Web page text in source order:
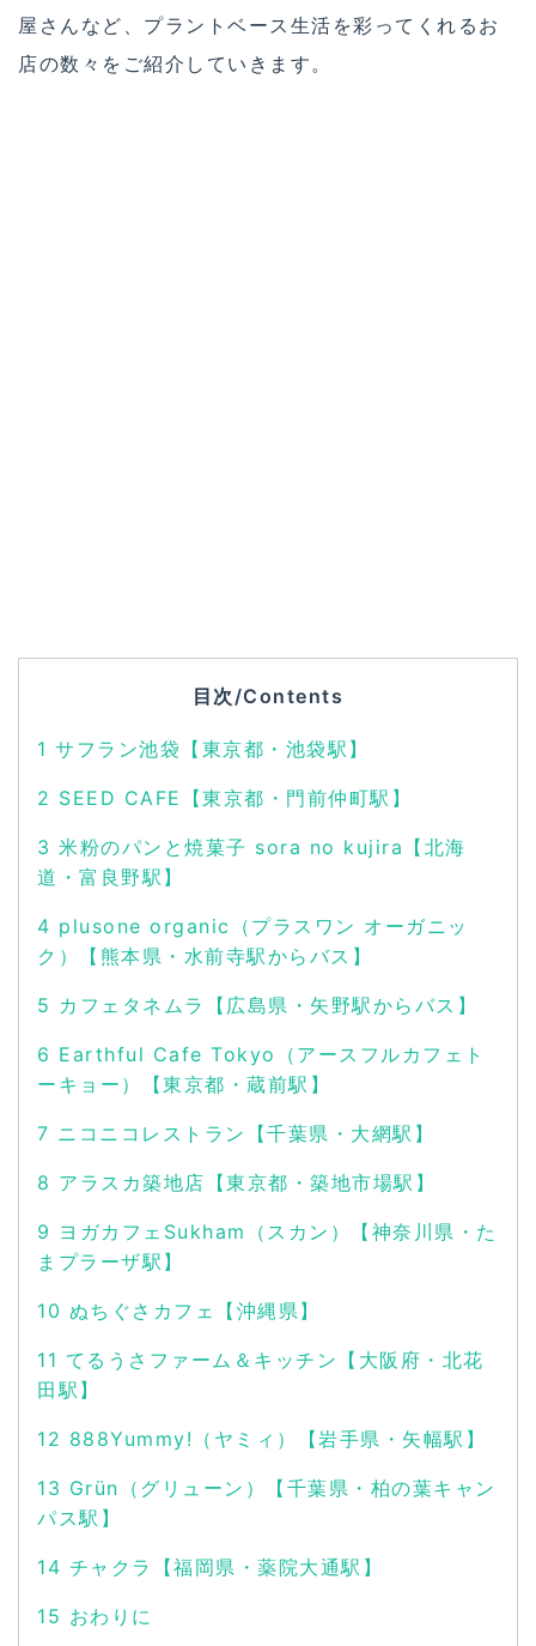
屋さんなど、プラントベース生活を彩ってくれるお
店の数々をご紹介していきます。
目次/Contents
1 サフラン池袋【東京都・池袋駅】
2 SEED CAFE【東京都・門前仲町駅】
3 米粉のパンと焼菓子 sora no kujira【北海
道・富良野駅】
4 plusone organic（プラスワン オーガニッ
ク）【熊本県・水前寺駅からバス】
5 カフェタネムラ【広島県・矢野駅からバス】
6 Earthful Cafe Tokyo（アースフルカフェト
ーキョー）【東京都・蔵前駅】
7 ニコニコレストラン【千葉県・大網駅】
8 アラスカ築地店【東京都・築地市場駅】
9 ヨガカフェSukham（スカン）【神奈川県・た
まプラーザ駅】
10 ぬちぐさカフェ【沖縄県】
11 てるうさファーム＆キッチン【大阪府・北花
田駅】
12 888Yummy!（ヤミィ）【岩手県・矢幅駅】
13 Grün（グリューン）【千葉県・柏の葉キャン
パス駅】
14 チャクラ【福岡県・薬院大通駅】
15 おわりに